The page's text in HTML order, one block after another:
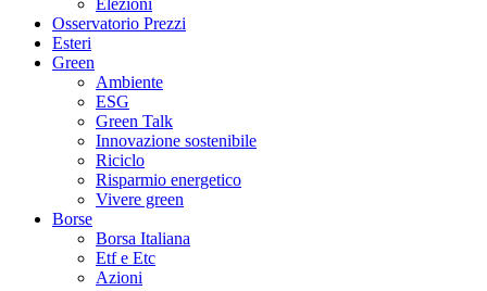
Osservatorio Prezzi
Esteri
Green
Ambiente
ESG
Green Talk
Innovazione sostenibile
Riciclo
Risparmio energetico
Vivere green
Borse
Borsa Italiana
Etf e Etc
Azioni